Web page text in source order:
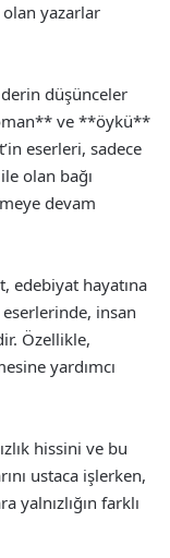
yazarlar
düşünceler
ve **öykü**
eserleri, sadece
olan bağı
devam
edebiyat hayatına
insan
Özellikle,
yardımcı
hissini ve bu
ustaca işlerken,
yalnızlığın farklı